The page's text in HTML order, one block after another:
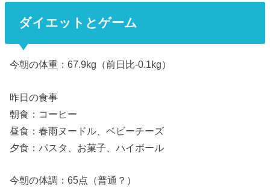
ダイエットとゲーム
今朝の体重：67.9kg（前日比-0.1kg）
昨日の食事
朝食：コーヒー
昼食：春雨ヌードル、ベビーチーズ
夕食：パスタ、お菓子、ハイボール
今朝の体調：65点（普通？）